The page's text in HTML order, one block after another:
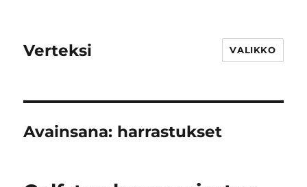
Verteksi VALIKKO
Avainsana: harrastukset